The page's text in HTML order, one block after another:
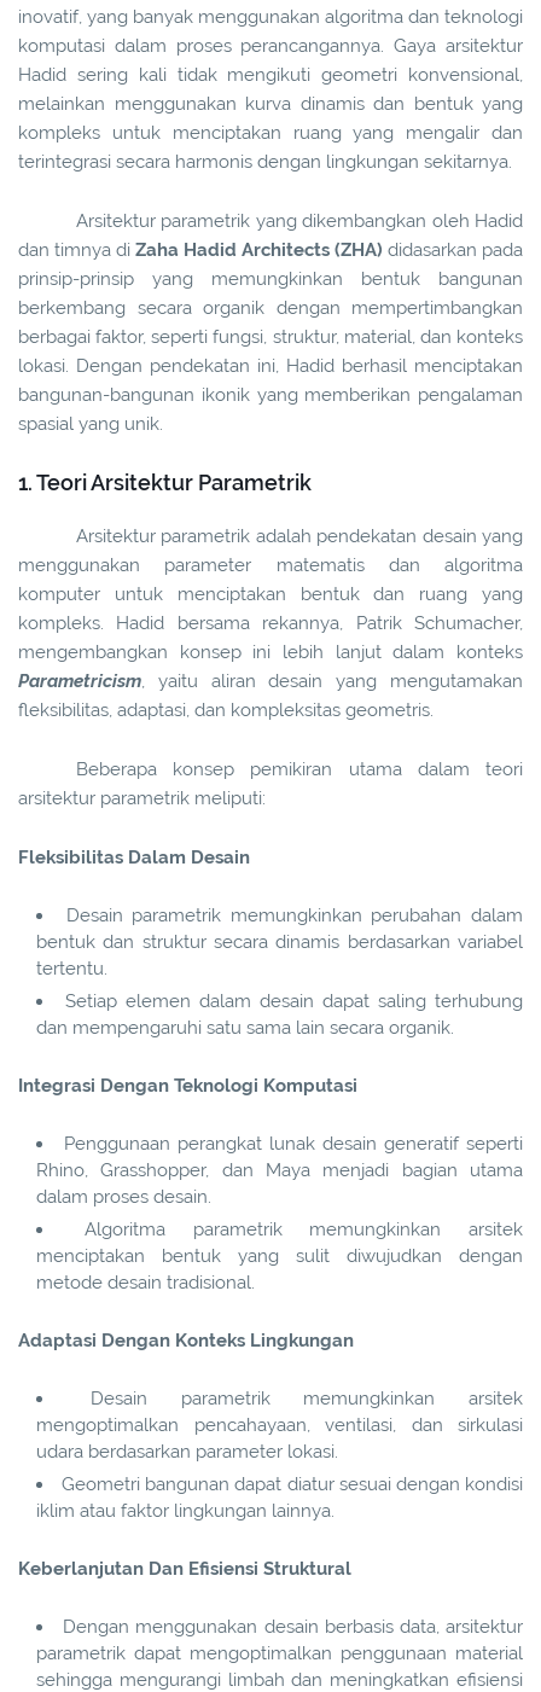
inovatif, yang banyak menggunakan algoritma dan teknologi
komputasi dalam proses perancangannya. Gaya arsitektur
Hadid sering kali tidak mengikuti geometri konvensional,
melainkan menggunakan kurva dinamis dan bentuk yang
kompleks untuk menciptakan ruang yang mengalir dan
terintegrasi secara harmonis dengan lingkungan sekitarnya.
Arsitektur parametrik yang dikembangkan oleh Hadid
dan timnya di Zaha Hadid Architects (ZHA) didasarkan pada
prinsip-prinsip yang memungkinkan bentuk bangunan
berkembang secara organik dengan mempertimbangkan
berbagai faktor, seperti fungsi, struktur, material, dan konteks
lokasi. Dengan pendekatan ini, Hadid berhasil menciptakan
bangunan-bangunan ikonik yang memberikan pengalaman
spasial yang unik.
1. Teori Arsitektur Parametrik
Arsitektur parametrik adalah pendekatan desain yang
menggunakan parameter matematis dan algoritma
komputer untuk menciptakan bentuk dan ruang yang
kompleks. Hadid bersama rekannya, Patrik Schumacher,
mengembangkan konsep ini lebih lanjut dalam konteks
Parametricism , yaitu aliran desain yang mengutamakan
fleksibilitas, adaptasi, dan kompleksitas geometris.
Beberapa konsep pemikiran utama dalam teori
arsitektur parametrik meliputi:
Fleksibilitas Dalam Desain
Desain parametrik memungkinkan perubahan dalam
bentuk dan struktur secara dinamis berdasarkan variabel
tertentu.
Setiap elemen dalam desain dapat saling terhubung
dan mempengaruhi satu sama lain secara organik.
Integrasi Dengan Teknologi Komputasi
Penggunaan perangkat lunak desain generatif seperti
Rhino, Grasshopper, dan Maya menjadi bagian utama
dalam proses desain.
Algoritma parametrik memungkinkan arsitek
menciptakan bentuk yang sulit diwujudkan dengan
metode desain tradisional.
Adaptasi Dengan Konteks Lingkungan
Desain parametrik memungkinkan arsitek
mengoptimalkan pencahayaan, ventilasi, dan sirkulasi
udara berdasarkan parameter lokasi.
Geometri bangunan dapat diatur sesuai dengan kondisi
iklim atau faktor lingkungan lainnya.
Keberlanjutan Dan Efisiensi Struktural
Dengan menggunakan desain berbasis data, arsitektur
parametrik dapat mengoptimalkan penggunaan material
sehingga mengurangi limbah dan meningkatkan efisiensi